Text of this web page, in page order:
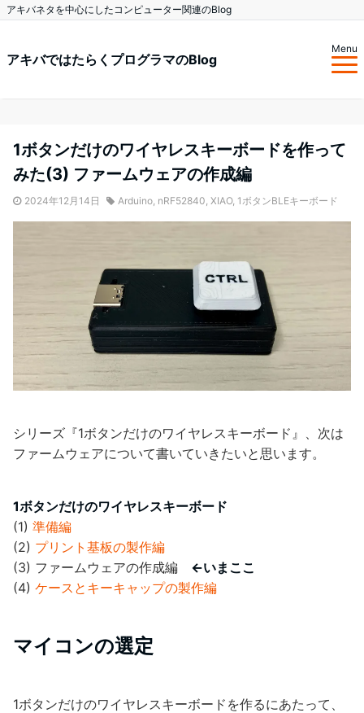
アキバネタを中心にしたコンピューター関連のBlog
アキバではたらくプログラマのBlog
Menu
1ボタンだけのワイヤレスキーボードを作って
みた(3) ファームウェアの作成編
2024年12月14日 Arduino, nRF52840, XIAO, 1ボタンBLEキーボード
シリーズ『1ボタンだけのワイヤレスキーボード』、次は
ファームウェアについて書いていきたいと思います。
1ボタンだけのワイヤレスキーボード
(1) 準備編
(2) プリント基板の製作編
(3) ファームウェアの作成編 ←いまここ
(4) ケースとキーキャップの製作編
マイコンの選定
1ボタンだけのワイヤレスキーボードを作るにあたって、